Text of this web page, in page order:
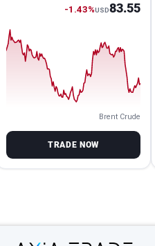
83.55
USD
-1.43%
Brent Crude
TRADE NOW